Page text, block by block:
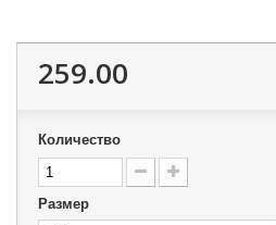
259.00
Количество
Размер